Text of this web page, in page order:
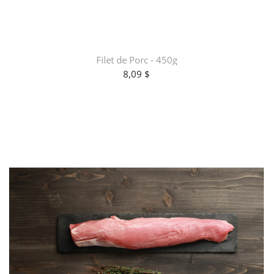
Filet de Porc - 450g
8,09 $